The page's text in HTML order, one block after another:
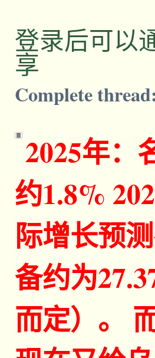
登录后可以
享
Complete thread:
2025年：
约1.8%
际增长预
备约为
而定）。